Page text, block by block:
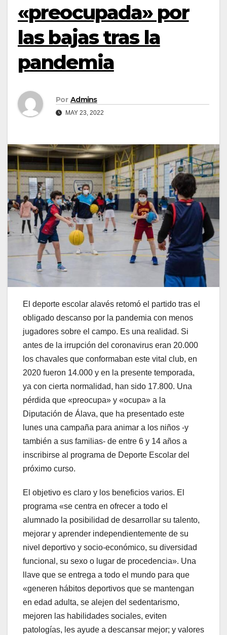
«preocupada» por
las bajas tras la
pandemia
Por Admins
MAY 23, 2022
El deporte escolar alavés retomó el partido tras el
obligado descanso por la pandemia con menos
jugadores sobre el campo. Es una realidad. Si
antes de la irrupción del coronavirus eran 20.000
los chavales que conformaban este vital club, en
2020 fueron 14.000 y en la presente temporada,
ya con cierta normalidad, han sido 17.800. Una
pérdida que «preocupa» y «ocupa» a la
Diputación de Álava, que ha presentado este
lunes una campaña para animar a los niños -y
también a sus familias- de entre 6 y 14 años a
inscribirse al programa de Deporte Escolar del
próximo curso.
El objetivo es claro y los beneficios varios. El
programa «se centra en ofrecer a todo el
alumnado la posibilidad de desarrollar su talento,
mejorar y aprender independientemente de su
nivel deportivo y socio-económico, su diversidad
funcional, su sexo o lugar de procedencia». Una
llave que se entrega a todo el mundo para que
«generen hábitos deportivos que se mantengan
en edad adulta, se alejen del sedentarismo,
mejoren las habilidades sociales, eviten
patologías, les ayude a descansar mejor; y valores